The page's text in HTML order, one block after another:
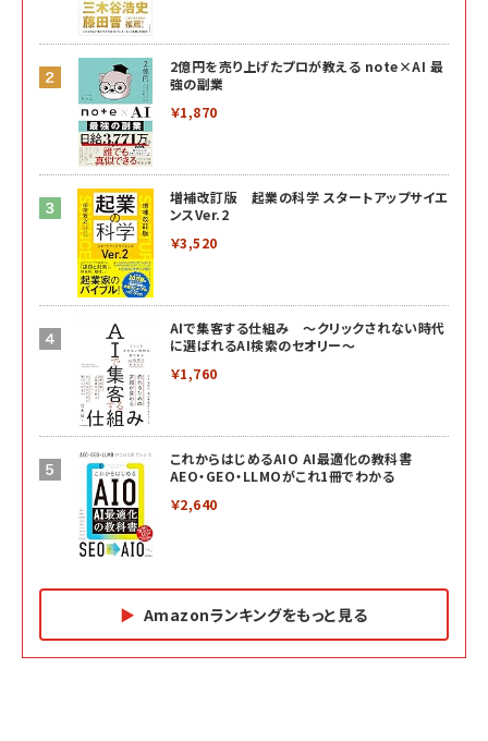
2億円を売り上げたプロが教える note×AI 最
強の副業
￥1,870
増補改訂版 起業の科学 スタートアップサイエ
ンスVer.2
￥3,520
AIで集客する仕組み ～クリックされない時代
に選ばれるAI検索のセオリー～
￥1,760
これからはじめるAIO AI最適化の教科書
AEO・GEO・LLMOがこれ1冊でわかる
￥2,640
Amazonランキングをもっと見る